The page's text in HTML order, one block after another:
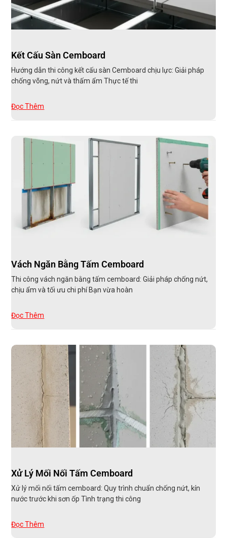
Kết Cấu Sàn Cemboard
Hướng dẫn thi công kết cấu sàn Cemboard chịu lực: Giải pháp
chống võng, nứt và thấm ẩm Thực tế thi
Đọc Thêm
Vách Ngăn Bằng Tấm Cemboard
Thi công vách ngăn bằng tấm cemboard: Giải pháp chống nứt,
chịu ẩm và tối ưu chi phí Bạn vừa hoàn
Đọc Thêm
Xử Lý Mối Nối Tấm Cemboard
Xử lý mối nối tấm cemboard: Quy trình chuẩn chống nứt, kín
nước trước khi sơn ốp Tình trạng thi công
Đọc Thêm